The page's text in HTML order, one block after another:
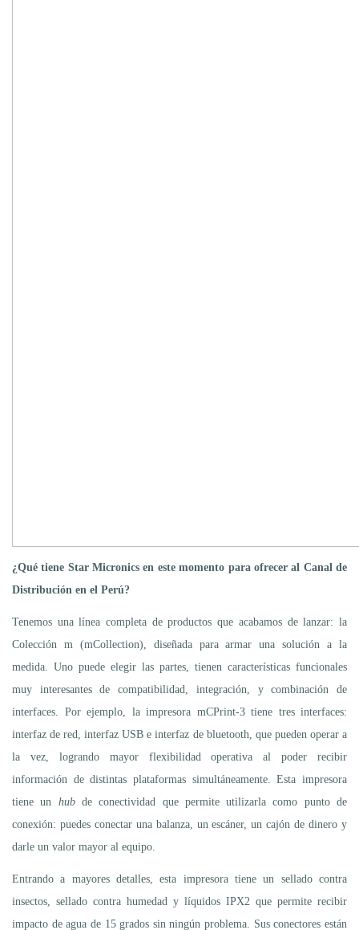
¿Qué tiene Star Micronics en este momento para ofrecer al Canal de
Distribución en el Perú?
Tenemos una línea completa de productos que acabamos de lanzar: la
Colección m (mCollection), diseñada para armar una solución a la
medida. Uno puede elegir las partes, tienen características funcionales
muy interesantes de compatibilidad, integración, y combinación de
interfaces. Por ejemplo, la impresora mCPrint-3 tiene tres interfaces:
interfaz de red, interfaz USB e interfaz de bluetooth, que pueden operar a
la vez, logrando mayor flexibilidad operativa al poder recibir
información de distintas plataformas simultáneamente. Esta impresora
tiene un hubde conectividad que permite utilizarla como punto de
conexión: puedes conectar una balanza, un escáner, un cajón de dinero y
darle un valor mayor al equipo.
Entrando a mayores detalles, esta impresora tiene un sellado contra
insectos, sellado contra humedad y líquidos IPX2 que permite recibir
impacto de agua de 15 grados sin ningún problema. Sus conectores están